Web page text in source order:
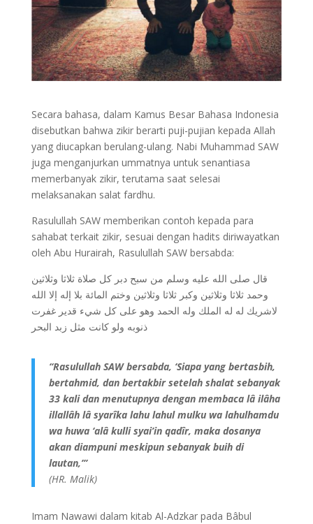
Secara bahasa, dalam Kamus Besar Bahasa Indonesia
disebutkan bahwa zikir berarti puji-pujian kepada Allah
yang diucapkan berulang-ulang. Nabi Muhammad SAW
juga menganjurkan ummatnya untuk senantiasa
memerbanyak zikir, terutama saat selesai
melaksanakan salat fardhu.
Rasulullah SAW memberikan contoh kepada para
sahabat terkait zikir, sesuai dengan hadits diriwayatkan
oleh Abu Hurairah, Rasulullah SAW bersabda:
قال صلى الله عليه وسلم من سبح دبر كل صلاة ثلاثا وثلاثين
وحمد ثلاثا وثلاثين وكبر ثلاثا وثلاثين وختم المائة بلا إله إلا الله
لاشريك له له الملك وله الحمد وهو على كل شيء قدير غفرت
ذنوبه ولو كانت مثل زبد البحر
“Rasulullah SAW bersabda, ‘Siapa yang bertasbih,
bertahmid, dan bertakbir setelah shalat sebanyak
33 kali dan menutupnya dengan membaca lâ ilâha
illallâh lâ syarîka lahu lahul mulku wa lahulhamdu
wa huwa ‘alâ kulli syai’in qadîr, maka dosanya
akan diampuni meskipun sebanyak buih di
lautan,’”
(HR. Malik)
Imam Nawawi dalam kitab Al-Adzkar pada Bâbul